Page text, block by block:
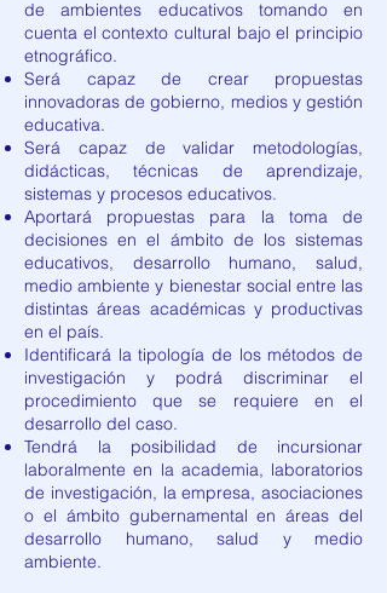
de ambientes educativos tomando en
cuenta el contexto cultural bajo el principio
etnográfico.
Será capaz de crear propuestas
innovadoras de gobierno, medios y gestión
educativa.
Será capaz de validar metodologías,
didácticas, técnicas de aprendizaje,
sistemas y procesos educativos.
Aportará propuestas para la toma de
decisiones en el ámbito de los sistemas
educativos, desarrollo humano, salud,
medio ambiente y bienestar social entre las
distintas áreas académicas y productivas
en el país.
Identificará la tipología de los métodos de
investigación y podrá discriminar el
procedimiento que se requiere en el
desarrollo del caso.
Tendrá la posibilidad de incursionar
laboralmente en la academia, laboratorios
de investigación, la empresa, asociaciones
o el ámbito gubernamental en áreas del
desarrollo humano, salud y medio
ambiente.